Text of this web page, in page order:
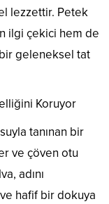
lezzettir. Petek
ilgi çekici hem de
geleneksel tat
tanınan bir
ve çöven otu
adını
ve hafif bir dokuya